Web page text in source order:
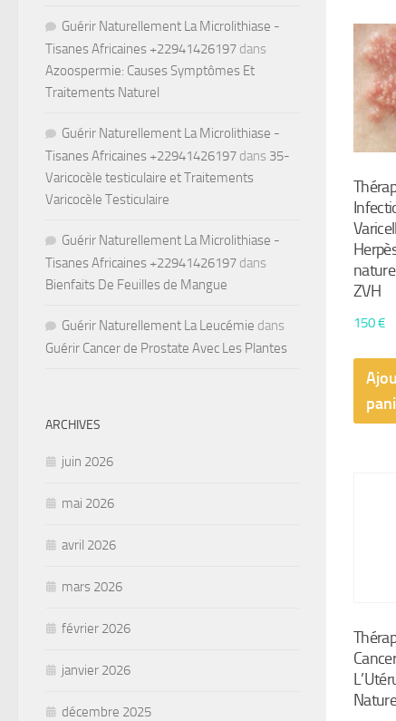
ZVH
150€
Guérir Naturellement La Microlithiase -
Tisanes Africaines +22941426197 dans
Azoospermie: Causes Symptômes Et
Traitements Naturel
Guérir Naturellement La Microlithiase -
Tisanes Africaines +22941426197 dans 35-
Varicocèle testiculaire et Traitements
Varicocèle Testiculaire
Guérir Naturellement La Microlithiase -
Tisanes Africaines +22941426197 dans
Bienfaits De Feuilles de Mangue
Guérir Naturellement La Leucémie dans
Guérir Cancer de Prostate Avec Les Plantes
ARCHIVES
juin 2026
mai 2026
avril 2026
mars 2026
février 2026
janvier 2026
décembre 2025